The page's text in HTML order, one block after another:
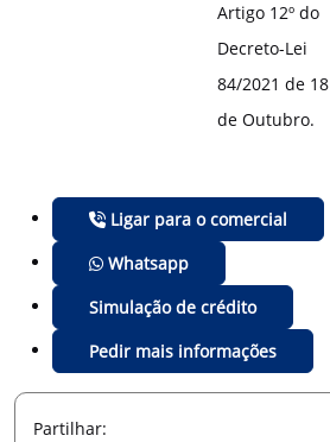
Artigo 12º do
Decreto-Lei
84/2021 de 18
de Outubro.
Ligar para o comercial
Whatsapp
Simulação de crédito
Pedir mais informações
Partilhar: